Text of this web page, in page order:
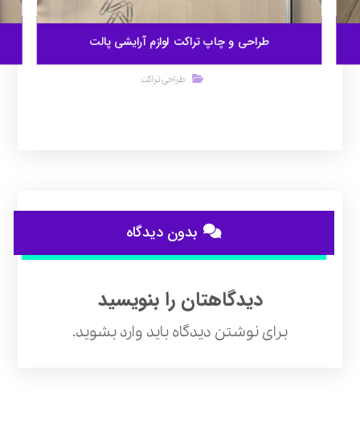
طراحی و چاپ تراکت لوازم آرایشی پالت
طراحی تراکت
بدون دیدگاه
دیدگاهتان را بنویسید
برای نوشتن دیدگاه باید وارد بشوید.